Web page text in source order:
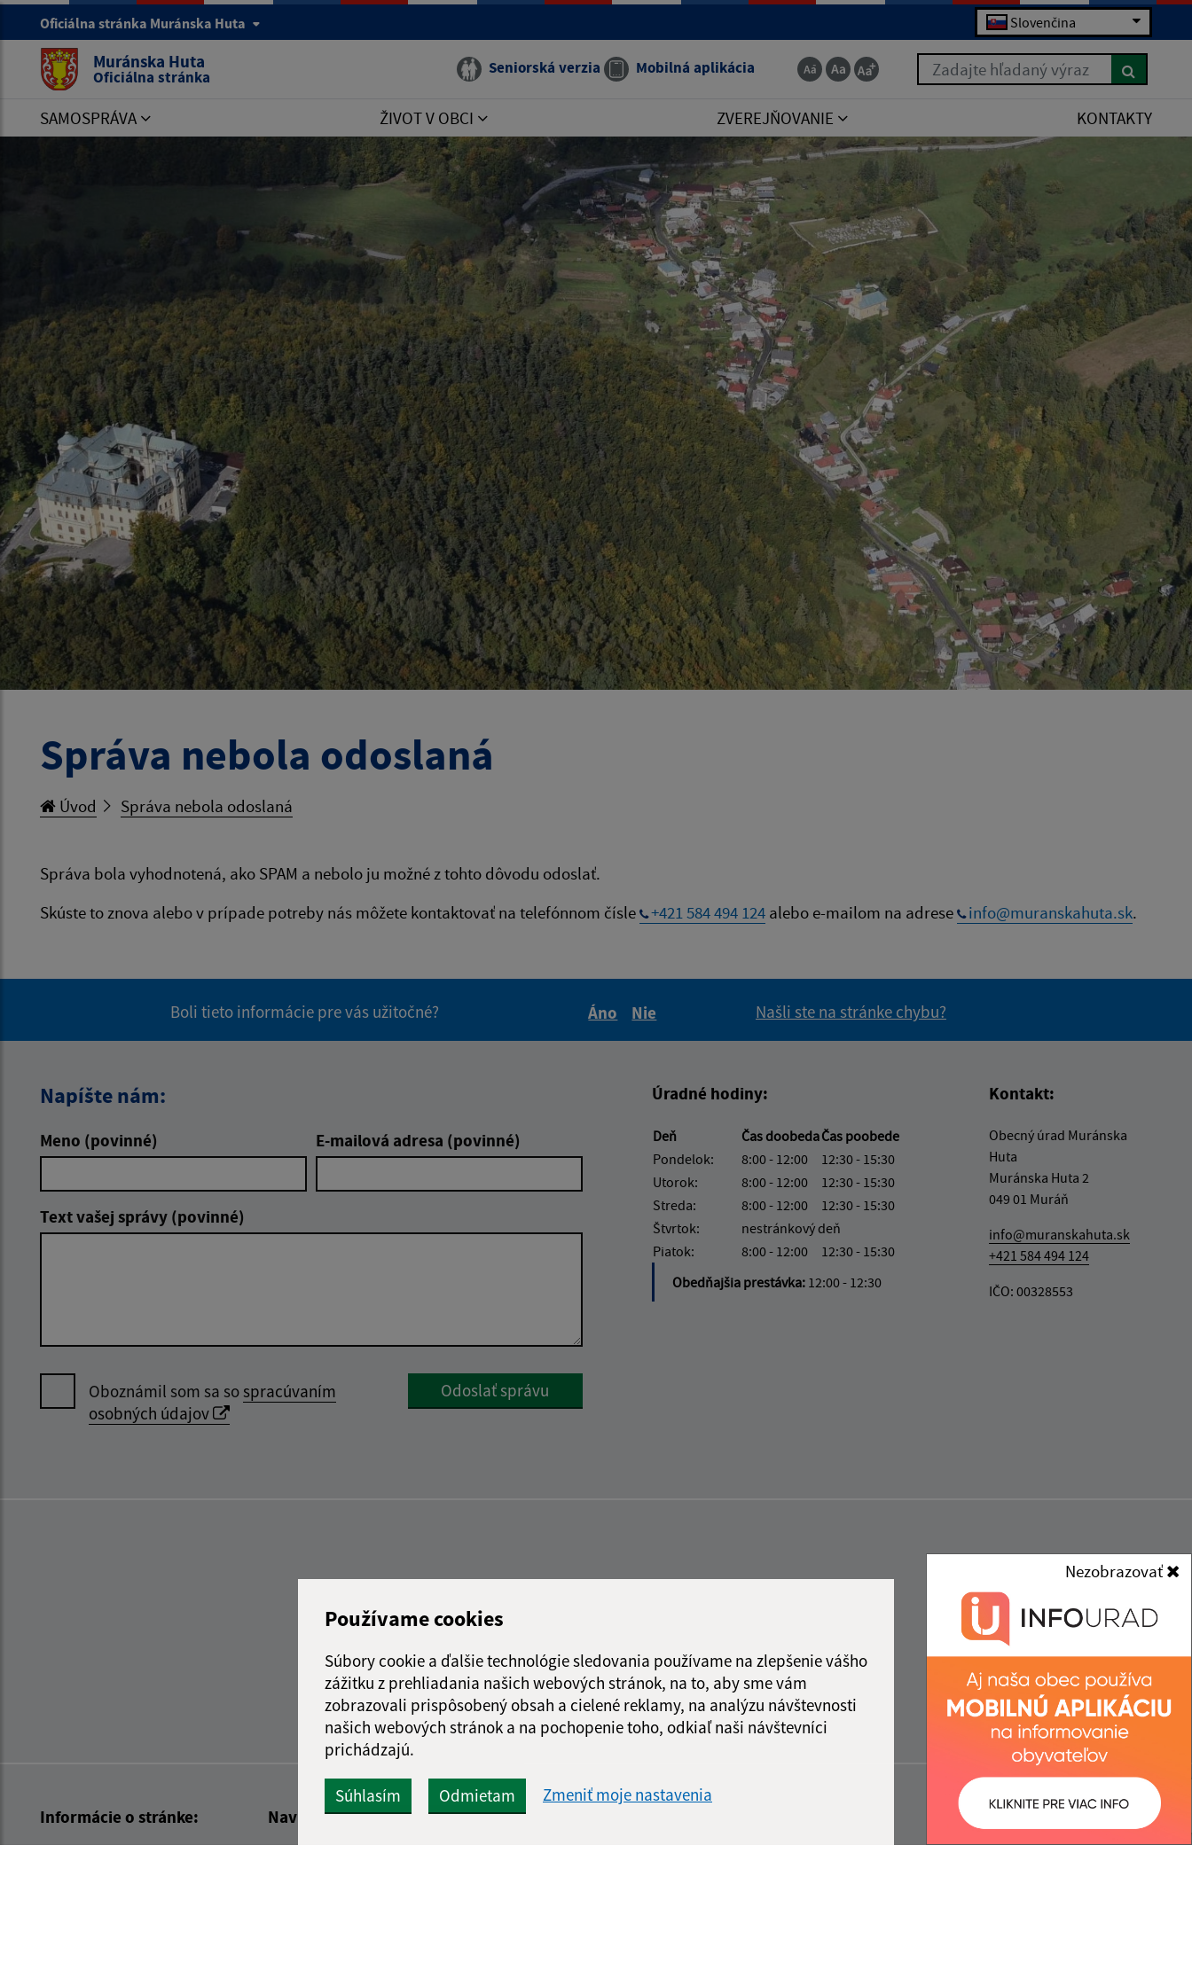
Používame cookies
Súbory cookie a ďalšie technológie sledovania používame na zlepšenie vášho
zážitku z prehliadania našich webových stránok, na to, aby sme vám
zobrazovali prispôsobený obsah a cielené reklamy, na analýzu návštevnosti
našich webových stránok a na pochopenie toho, odkiaľ naši návštevníci
prichádzajú.
Súhlasím Odmietam Zmeniť moje nastavenia
Nezobrazovať
Oficiálna stránka Muránska Huta Slovenčina
Muránska Huta
Oficiálna stránka Seniorská verzia Mobilná aplikácia Zadajte hľadaný výraz
SAMOSPRÁVA ŽIVOT V OBCI ZVEREJŇOVANIE KONTAKTY
Správa nebola odoslaná
Úvod Správa nebola odoslaná
Správa bola vyhodnotená, ako SPAM a nebolo ju možné z tohto dôvodu odoslať.
Skúste to znova alebo v prípade potreby nás môžete kontaktovať na telefónnom čísle
+421 584 494 124 alebo e-mailom na adrese info@muranskahuta.sk.
Boli tieto informácie pre vás užitočné?
Áno
Nie
Našli ste na stránke chybu?
Napíšte nám:
Meno (povinné) E-mailová adresa (povinné)
Text vašej správy (povinné)
Oboznámil som sa sospracúvaním
osobných údajov
Odoslať správu
Úradné hodiny:
Deň Čas doobedaČas poobede
Pondelok:
8:00 - 12:00
12:30 - 15:30
Utorok:
8:00 - 12:00
12:30 - 15:30
Streda:
8:00 - 12:00
12:30 - 15:30
Štvrtok:
nestránkový deň
Piatok:
8:00 - 12:00
12:30 - 15:30
Obedňajšia prestávka: 12:00 - 12:30
Kontakt:
Obecný úrad Muránska
Huta
Muránska Huta 2
049 01 Muráň
info@muranskahuta.sk
+421 584 494 124
IČO: 00328553
Informácie o stránke: Navigácia: Rýchle odkazy: Správca obsahu: